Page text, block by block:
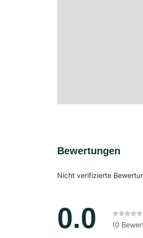
Bewertungen
Nicht verifizierte
0.0 (0